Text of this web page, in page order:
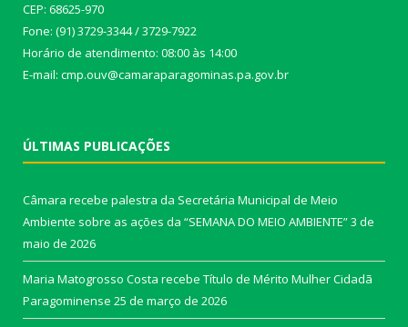
CEP: 68625-970
Fone: (91) 3729-3344 / 3729-7922
Horário de atendimento: 08:00 às 14:00
E-mail: cmp.ouv@camaraparagominas.pa.gov.br
ÚLTIMAS PUBLICAÇÕES
Câmara recebe palestra da Secretária Municipal de Meio
Ambiente sobre as ações da “SEMANA DO MEIO AMBIENTE”3 de
maio de 2026
Maria Matogrosso Costa recebe Título de Mérito Mulher Cidadã
Paragominense 25 de março de 2026